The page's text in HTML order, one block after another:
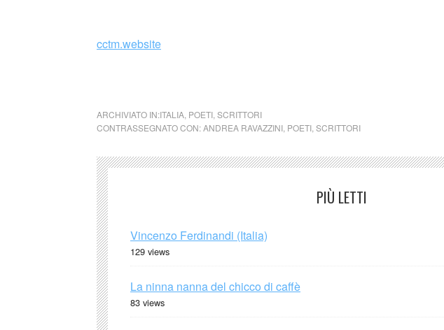
cctm.website
ARCHIVIATO IN:ITALIA POETI SCRITTORI
CONTRASSEGNATO CON:ANDREA RAVAZZINI POETI SCRITTORI
PIÙ LETTI
Vincenzo Ferdinandi (Italia)
129 views
La ninna nanna del chicco di caffè
83 views